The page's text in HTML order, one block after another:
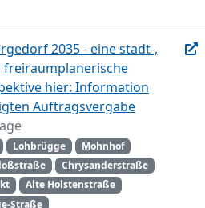
2035 - eine stadt-,
freiraumplanerische
hier: Information
Auftragsvergabe
Lohbrügge
Mohnhof
Chrysanderstraße
Alte Holstenstraße
Straße